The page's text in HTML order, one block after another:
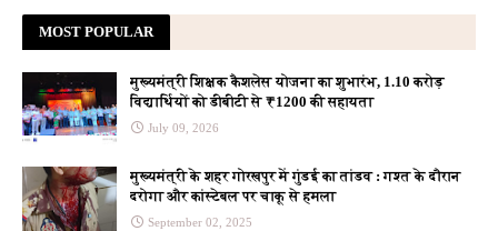
MOST POPULAR
मुख्यमंत्री शिक्षक कैशलेस योजना का शुभारंभ, 1.10 करोड़
विद्यार्थियों को डीबीटी से ₹1200 की सहायता
July 09, 2026
मुख्यमंत्री के शहर गोरखपुर में गुंडई का तांडव : गश्त के दौरान
दरोगा और कांस्टेबल पर चाकू से हमला
September 02, 2025